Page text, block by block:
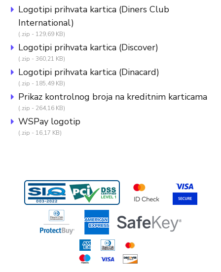
Logotipi prihvata kartica (Diners Club
International)
(.zip - 129,69 KB)
Logotipi prihvata kartica (Discover)
(.zip - 360,21 KB)
Logotipi prihvata kartica (Dinacard)
(.zip - 185,49 KB)
Prikaz kontrolnog broja na kreditnim karticama
(.zip - 264,16 KB)
WSPay logotip
(.zip - 16,17 KB)